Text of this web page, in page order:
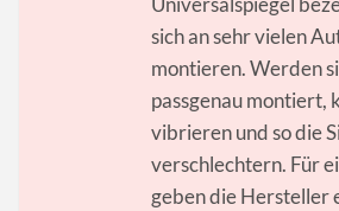
sich an sehr vielen
montieren. Werden
passgenau montiert,
vibrieren und so die
verschlechtern. Für
geben die Hersteller